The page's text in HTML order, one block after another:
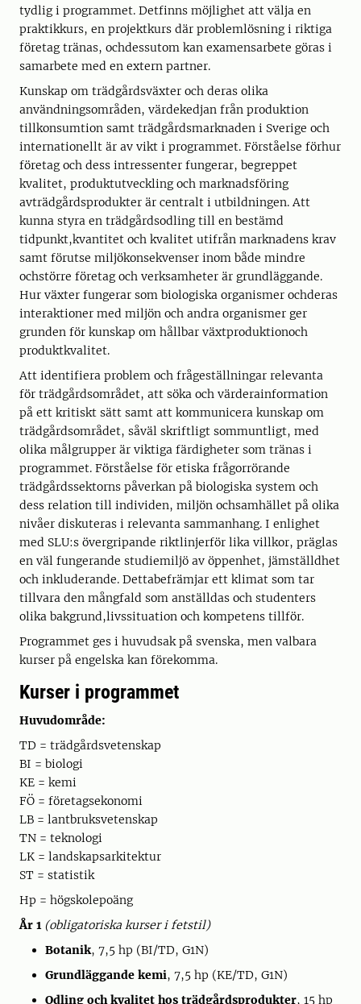
tydlig i programmet. Detfinns möjlighet att välja en
praktikkurs, en projektkurs där problemlösning i riktiga
företag tränas, ochdessutom kan examensarbete göras i
samarbete med en extern partner.
Kunskap om trädgårdsväxter och deras olika
användningsområden, värdekedjan från produktion
tillkonsumtion samt trädgårdsmarknaden i Sverige och
internationellt är av vikt i programmet. Förståelse förhur
företag och dess intressenter fungerar, begreppet
kvalitet, produktutveckling och marknadsföring
avträdgårdsprodukter är centralt i utbildningen. Att
kunna styra en trädgårdsodling till en bestämd
tidpunkt,kvantitet och kvalitet utifrån marknadens krav
samt förutse miljökonsekvenser inom både mindre
ochstörre företag och verksamheter är grundläggande.
Hur växter fungerar som biologiska organismer ochderas
interaktioner med miljön och andra organismer ger
grunden för kunskap om hållbar växtproduktionoch
produktkvalitet.
Att identifiera problem och frågeställningar relevanta
för trädgårdsområdet, att söka och värderainformation
på ett kritiskt sätt samt att kommunicera kunskap om
trädgårdsområdet, såväl skriftligt sommuntligt, med
olika målgrupper är viktiga färdigheter som tränas i
programmet. Förståelse för etiska frågorrörande
trädgårdssektorns påverkan på biologiska system och
dess relation till individen, miljön ochsamhället på olika
nivåer diskuteras i relevanta sammanhang. I enlighet
med SLU:s övergripande riktlinjerför lika villkor, präglas
en väl fungerande studiemiljö av öppenhet, jämställdhet
och inkluderande. Dettabefrämjar ett klimat som tar
tillvara den mångfald som anställdas och studenters
olika bakgrund,livssituation och kompetens tillför.
Programmet ges i huvudsak på svenska, men valbara
kurser på engelska kan förekomma.
Kurser i programmet
Huvudområde:
TD = trädgårdsvetenskap
BI = biologi
KE = kemi
FÖ = företagsekonomi
LB = lantbruksvetenskap
TN = teknologi
LK = landskapsarkitektur
ST = statistik
Hp = högskolepoäng
År 1 (obligatoriska kurser i fetstil)
Botanik, 7,5 hp (BI/TD, G1N)
Grundläggande kemi, 7,5 hp (KE/TD, G1N)
Odling och kvalitet hos trädgårdsprodukter, 15 hp